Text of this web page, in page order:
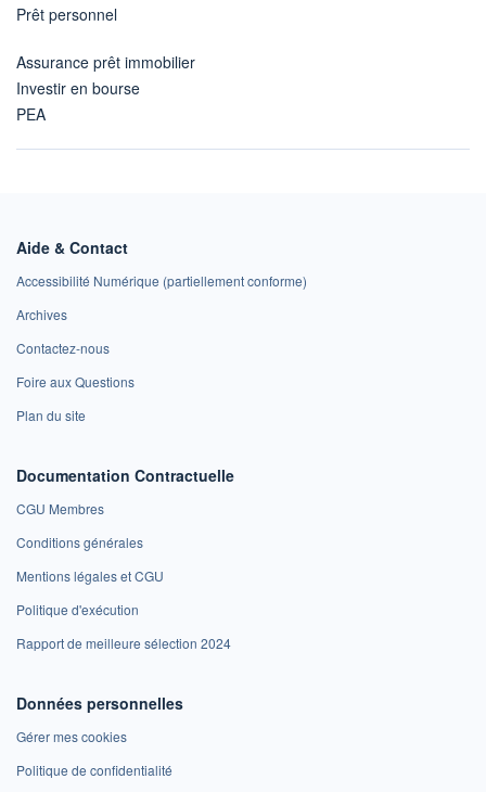
Prêt personnel
Assurance prêt immobilier
Investir en bourse
PEA
Aide & Contact
Accessibilité Numérique (partiellement conforme)
Archives
Contactez-nous
Foire aux Questions
Plan du site
Documentation Contractuelle
CGU Membres
Conditions générales
Mentions légales et CGU
Politique d'exécution
Rapport de meilleure sélection 2024
Données personnelles
Gérer mes cookies
Politique de confidentialité